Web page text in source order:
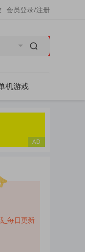
会员登录/注册
机游戏
_每日更新